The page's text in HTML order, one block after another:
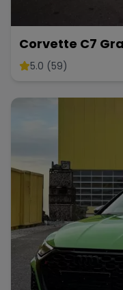
Corvette C7
5.0 (59)